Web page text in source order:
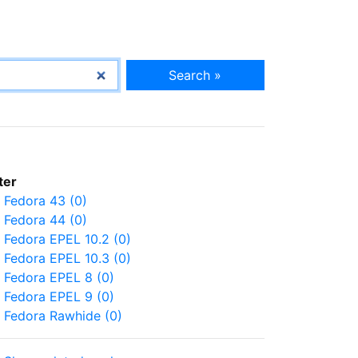
Search »
Fedora 43 (0)
Fedora 44 (0)
Fedora EPEL 10.2 (0)
Fedora EPEL 10.3 (0)
Fedora EPEL 8 (0)
Fedora EPEL 9 (0)
Fedora Rawhide (0)